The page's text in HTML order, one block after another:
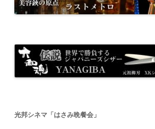
光邦シネマ「はさみ晩餐会」